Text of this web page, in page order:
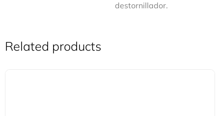
destornillador.
Related products